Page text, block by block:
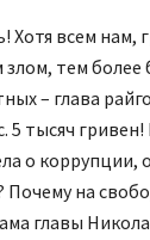
Хотя всем
тем
– глава
5 тысяч
о коррупции,
на
главы